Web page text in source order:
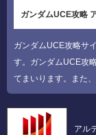
ガンダムUCE攻略
ガンダムUCE攻略サ
す。ガンダムUCE攻
てまいります。また
アル